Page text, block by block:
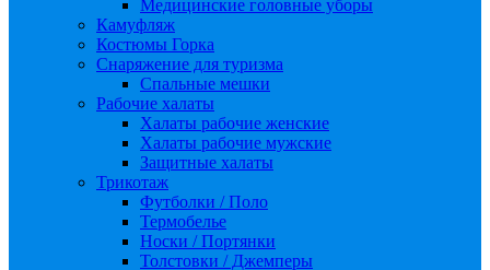
Медицинские головные уборы
Камуфляж
Костюмы Горка
Снаряжение для туризма
Спальные мешки
Рабочие халаты
Халаты рабочие женские
Халаты рабочие мужские
Защитные халаты
Трикотаж
Футболки / Поло
Термобелье
Носки / Портянки
Толстовки / Джемперы